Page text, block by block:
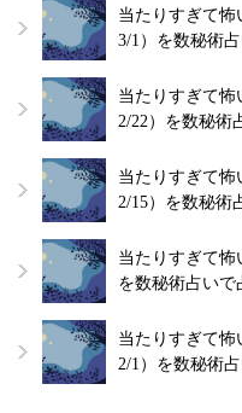
当たりすぎて怖
3/1）を数秘術
当たりすぎて怖
2/22）を数秘術
当たりすぎて怖
2/15）を数秘術
当たりすぎて怖
を数秘術占いで
当たりすぎて怖
2/1）を数秘術